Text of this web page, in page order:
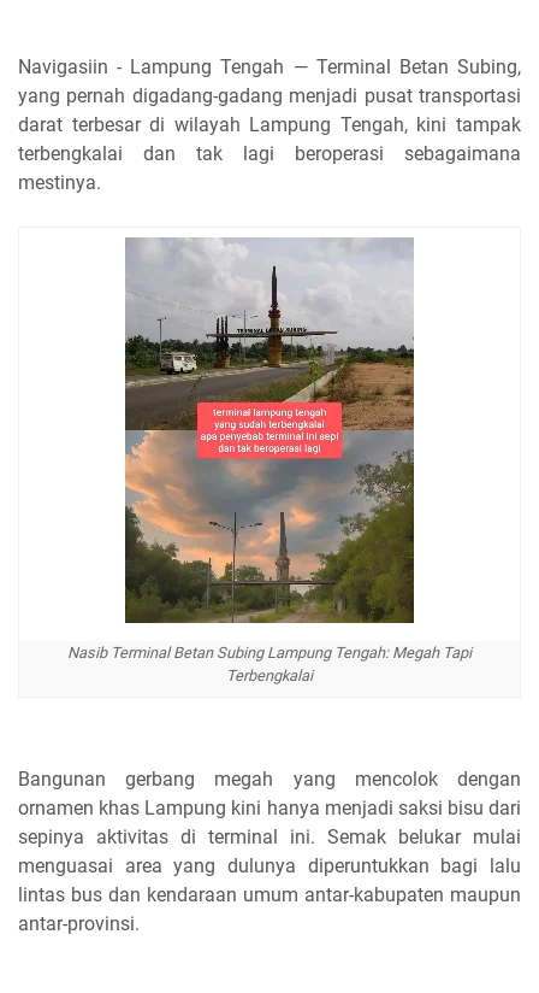
Navigasiin - Lampung Tengah — Terminal Betan Subing,
yang pernah digadang-gadang menjadi pusat transportasi
darat terbesar di wilayah Lampung Tengah, kini tampak
terbengkalai dan tak lagi beroperasi sebagaimana
mestinya.
Nasib Terminal Betan Subing Lampung Tengah: Megah Tapi
Terbengkalai
Bangunan gerbang megah yang mencolok dengan
ornamen khas Lampung kini hanya menjadi saksi bisu dari
sepinya aktivitas di terminal ini. Semak belukar mulai
menguasai area yang dulunya diperuntukkan bagi lalu
lintas bus dan kendaraan umum antar-kabupaten maupun
antar-provinsi.